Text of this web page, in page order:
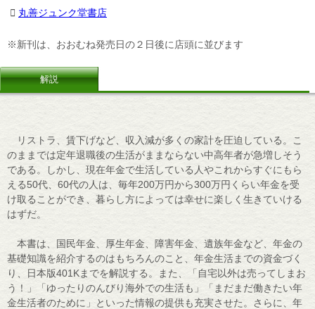
丸善ジュンク堂書店
※新刊は、おおむね発売日の２日後に店頭に並びます
解説
リストラ、賃下げなど、収入減が多くの家計を圧迫している。こ
のままでは定年退職後の生活がままならない中高年者が急増しそう
である。しかし、現在年金で生活している人やこれからすぐにもら
える50代、60代の人は、毎年200万円から300万円くらい年金を受
け取ることができ、暮らし方によっては幸せに楽しく生きていける
はずだ。
本書は、国民年金、厚生年金、障害年金、遺族年金など、年金の
基礎知識を紹介するのはもちろんのこと、年金生活までの資金づく
り、日本版401Kまでを解説する。また、「自宅以外は売ってしまお
う！」「ゆったりのんびり海外での生活も」「まだまだ働きたい年
金生活者のために」といった情報の提供も充実させた。さらに、年